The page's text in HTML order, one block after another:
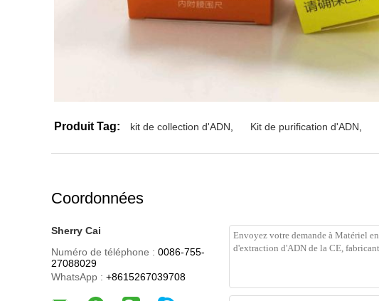
Produit Tag: kit de collection d'ADN Kit de purification d'ADN
Coordonnées
Sherry Cai
Numéro de téléphone : 0086-755-
27088029
WhatsApp : +8615267039708